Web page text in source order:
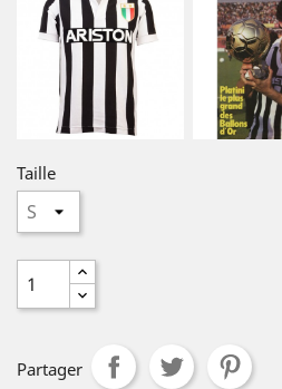
Taille
Partager